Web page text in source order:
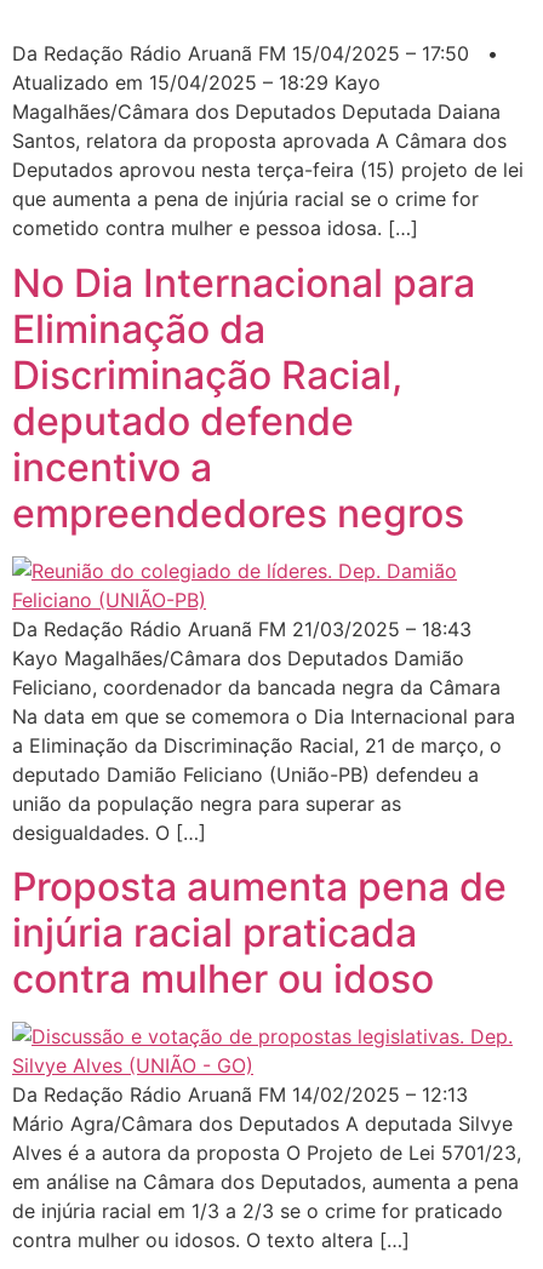
Da Redação Rádio Aruanã FM 15/04/2025 – 17:50 •
Atualizado em 15/04/2025 – 18:29 Kayo
Magalhães/Câmara dos Deputados Deputada Daiana
Santos, relatora da proposta aprovada A Câmara dos
Deputados aprovou nesta terça-feira (15) projeto de lei
que aumenta a pena de injúria racial se o crime for
cometido contra mulher e pessoa idosa. […]
No Dia Internacional para
Eliminação da
Discriminação Racial,
deputado defende
incentivo a
empreendedores negros
Da Redação Rádio Aruanã FM 21/03/2025 – 18:43
Kayo Magalhães/Câmara dos Deputados Damião
Feliciano, coordenador da bancada negra da Câmara
Na data em que se comemora o Dia Internacional para
a Eliminação da Discriminação Racial, 21 de março, o
deputado Damião Feliciano (União-PB) defendeu a
união da população negra para superar as
desigualdades. O […]
Proposta aumenta pena de
injúria racial praticada
contra mulher ou idoso
Da Redação Rádio Aruanã FM 14/02/2025 – 12:13
Mário Agra/Câmara dos Deputados A deputada Silvye
Alves é a autora da proposta O Projeto de Lei 5701/23,
em análise na Câmara dos Deputados, aumenta a pena
de injúria racial em 1/3 a 2/3 se o crime for praticado
contra mulher ou idosos. O texto altera […]